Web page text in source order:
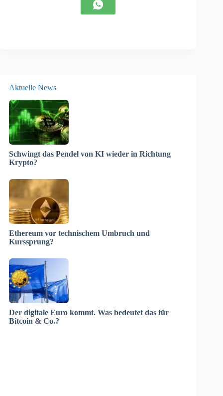
Aktuelle News
Schwingt das Pendel von KI wieder in Richtung
Krypto?
Ethereum vor technischem Umbruch und
Kurssprung?
Der digitale Euro kommt. Was bedeutet das für
Bitcoin & Co.?